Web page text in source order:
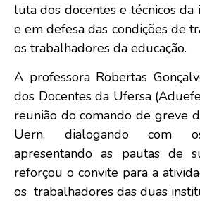
luta dos docentes e técnicos da
e em defesa das condições de
os trabalhadores da educação.
A professora Robertas
dos Docentes da Ufersa
reunião do comando de greve
Uern, dialogando com
apresentando as pautas de
reforçou o convite para a
os trabalhadores das duas